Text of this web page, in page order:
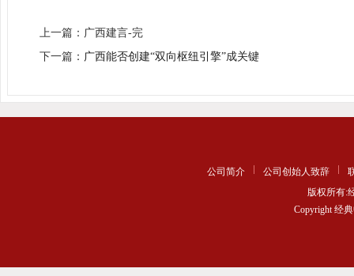
上一篇：广西建言-完
下一篇： 广西能否创建“双向枢纽引擎”成关键
公司简介 公司创始人致辞
版权所有:
Copyright 经